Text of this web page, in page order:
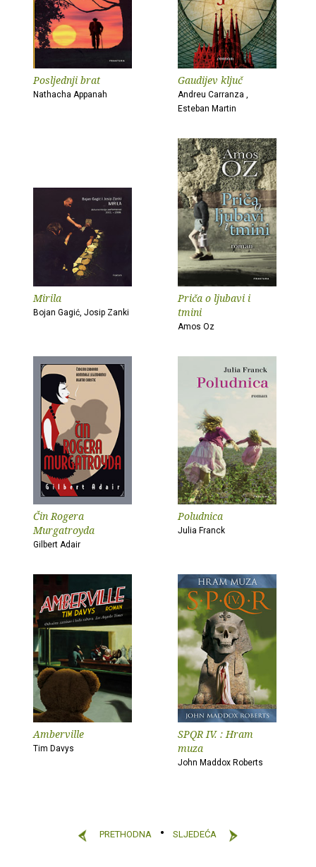
Posljednji brat
Nathacha Appanah
Gaudijev ključ
Andreu Carranza ,
Esteban Martin
Mirila
Bojan Gagić, Josip Zanki
Priča o ljubavi i
tmini
Amos Oz
Čin Rogera
Murgatroyda
Gilbert Adair
Poludnica
Julia Franck
Amberville
Tim Davys
SPQR IV. : Hram
muza
John Maddox Roberts
PRETHODNA SLJEDEĆA